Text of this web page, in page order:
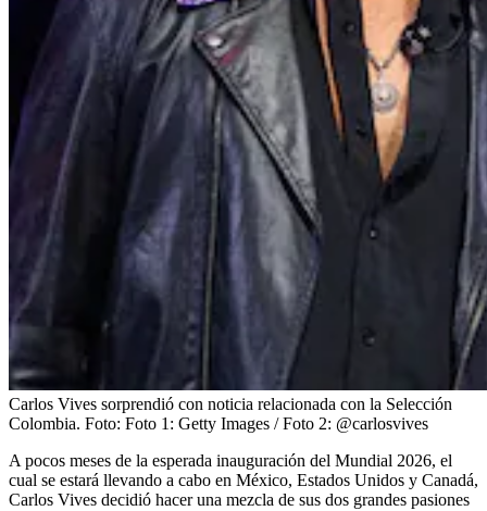
Carlos Vives sorprendió con noticia relacionada con la Selección
Colombia. Foto: Foto 1: Getty Images / Foto 2: @carlosvives
A pocos meses de la esperada inauguración del Mundial 2026, el
cual se estará llevando a cabo en México, Estados Unidos y Canadá,
Carlos Vives decidió hacer una mezcla de sus dos grandes pasiones